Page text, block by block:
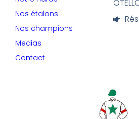
Nos étalons
Nos champions
Medias
Contact